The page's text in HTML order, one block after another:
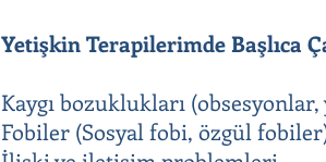
Yetişkin Terapilerimde Başlıca
Kaygı bozuklukları (obsesyonlar,
Fobiler (Sosyal fobi, özgül